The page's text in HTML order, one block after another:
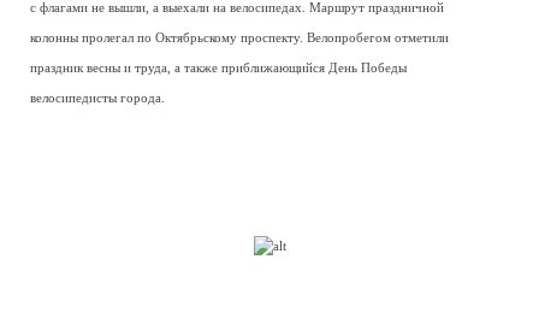
с флагами не вышли, а выехали на велосипедах. Маршрут праздничной
колонны пролегал по Октябрьскому проспекту. Велопробегом отметили
праздник весны и труда, а также приближающийся День Победы
велосипедисты города.